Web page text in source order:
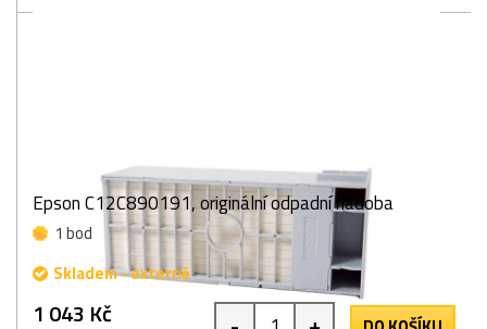
Epson C12C890191, originální odpadní nádoba
1 bod
Skladem - externě
1 043 Kč